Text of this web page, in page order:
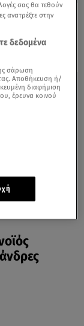
άνδρες
σας θα τεθούν
ανατρέξτε στην
δεδομένα
σάρωση
Αποθήκευση ή/
διαφήμιση
έρευνα κοινού